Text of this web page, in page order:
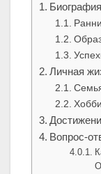
Личная
Вопрос-